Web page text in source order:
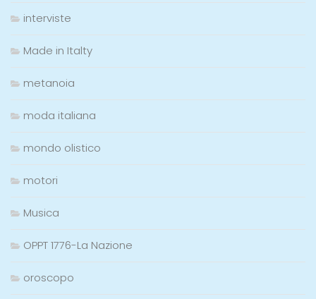
interviste
Made in Italty
metanoia
moda italiana
mondo olistico
motori
Musica
OPPT 1776-La Nazione
oroscopo